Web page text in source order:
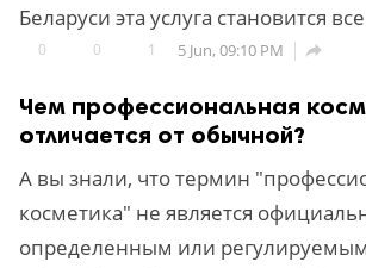
Беларуси эта услуга становится
0 0 1 5 Jun, 09:10 PM 
Чем профессиональная
отличается от обычной?
А вы знали, что термин
косметика" не является
определенным или